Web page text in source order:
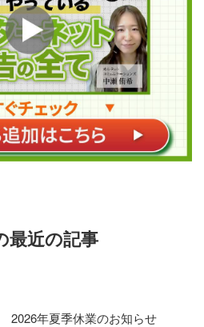
最近の記事
2026年夏季休業のお知らせ